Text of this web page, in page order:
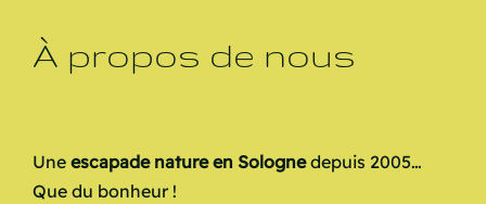
À propos de nous
Une escapade nature en Solognedepuis 2005…
Que du bonheur !